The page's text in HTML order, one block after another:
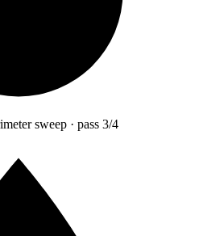
sweep · pass 3/4